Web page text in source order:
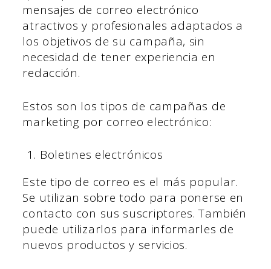
mensajes de correo electrónico
atractivos y profesionales adaptados a
los objetivos de su campaña, sin
necesidad de tener experiencia en
redacción.
Estos son los tipos de campañas de
marketing por correo electrónico:
Boletines electrónicos
Este tipo de correo es el más popular.
Se utilizan sobre todo para ponerse en
contacto con sus suscriptores. También
puede utilizarlos para informarles de
nuevos productos y servicios.